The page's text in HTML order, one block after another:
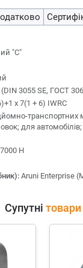
"С"
(DIN 3055 SE, ГОСТ
х 7(1 + 6) IWRC
транспортних
для
Н
Aruni Enterprise
Супутні товари